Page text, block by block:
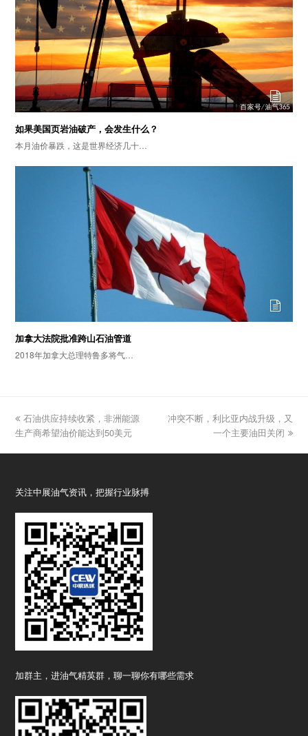
如果美国页岩油破产，会发生什么？
本月油价暴跌，这是世界经济几十…
加拿大法院批准跨山石油管道
2018年加拿大总理特鲁多将气…
previous
post:
石油供应持续收紧，非洲能源
生产商希望油价能达到50美元
next
冲突不断，利比亚内战升级，又
一个主要油田关闭
关注中展油气资讯，把握行业脉搏
加群主，进油气精英群，聊一聊你有哪些需求